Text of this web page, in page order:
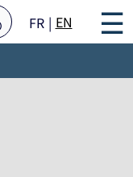
FR EN ☰